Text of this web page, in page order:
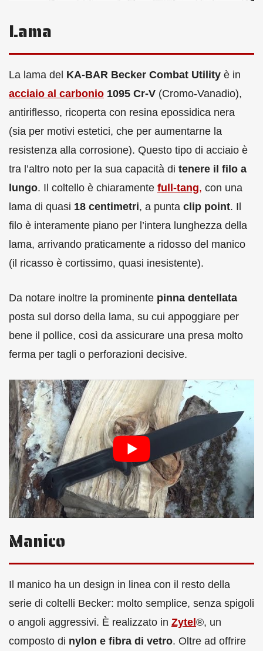
Lama
La lama del KA-BAR Becker Combat Utility è in
acciaio al carbonio 1095 Cr-V (Cromo-Vanadio),
antiriflesso, ricoperta con resina epossidica nera
(sia per motivi estetici, che per aumentarne la
resistenza alla corrosione). Questo tipo di acciaio è
tra l’altro noto per la sua capacità di tenere il filo a
lungo. Il coltello è chiaramente full-tang, con una
lama di quasi 18 centimetri, a punta clip point. Il
filo è interamente piano per l’intera lunghezza della
lama, arrivando praticamente a ridosso del manico
(il ricasso è cortissimo, quasi inesistente).
Da notare inoltre la prominente pinna dentellata
posta sul dorso della lama, su cui appoggiare per
bene il pollice, così da assicurare una presa molto
ferma per tagli o perforazioni decisive.
Manico
Il manico ha un design in linea con il resto della
serie di coltelli Becker: molto semplice, senza spigoli
o angoli aggressivi. È realizzato in Zytel ®, un
composto di nylon e fibra di vetro. Oltre ad offrire